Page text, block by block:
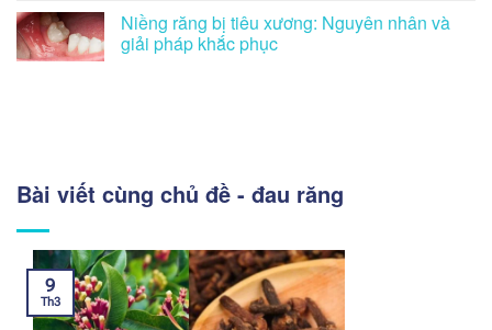
Niềng răng bị tiêu xương: Nguyên nhân và
giải pháp khắc phục
Bài viết cùng chủ đề - đau răng
9
Th3